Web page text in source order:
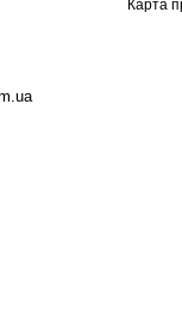
Карта